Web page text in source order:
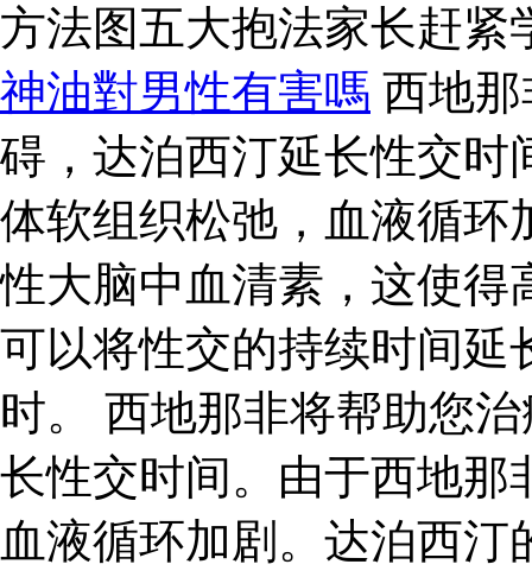
方法图五大抱法家长赶
神油對男性有害嗎 西地
碍，达泊西汀延长性交时
体软组织松弛，血液循环
性大脑中血清素，这使得
可以将性交的持续时间延
时。 西地那非将帮助您
长性交时间。由于西地那
血液循环加剧。达泊西